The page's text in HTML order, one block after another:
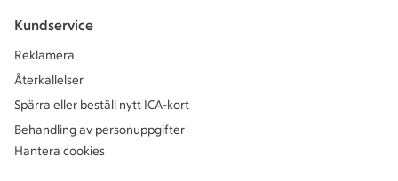
Kundservice
Reklamera
Återkallelser
Spärra eller beställ nytt ICA-kort
Behandling av personuppgifter
Hantera cookies